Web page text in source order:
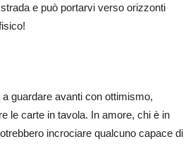
e può portarvi verso orizzonti
guardare avanti con ottimismo,
le carte in tavola. In amore, chi è in
incrociare qualcuno capace di